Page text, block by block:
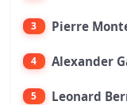
3
4
5